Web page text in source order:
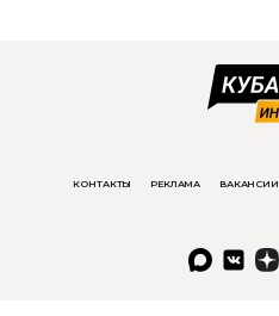
КОНТАКТЫ РЕКЛАМА ВАКАНСИИ